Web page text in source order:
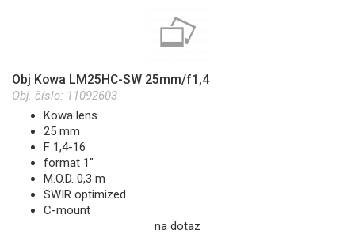
Obj Kowa LM25HC-SW 25mm/f1,4
Obj. číslo: 11092603
Kowa lens
25 mm
F 1,4-16
format 1"
M.O.D. 0,3 m
SWIR optimized
C-mount
na dotaz